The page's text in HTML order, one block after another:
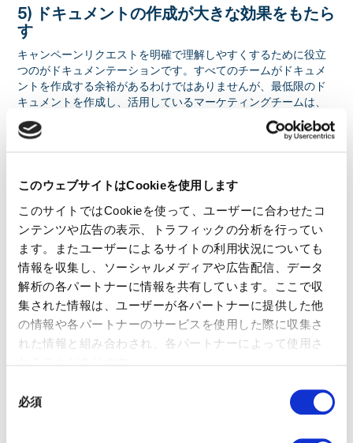
このウェブサイトはCookieを使用します
このサイトではCookieを使って、ユーザーに合わせたコ
ンテンツや広告の表示、トラフィックの分析を行ってい
ます。またユーザーによるサイトの利用状況についても
情報を収集し、ソーシャルメディアや広告配信、データ
解析の各パートナーに情報を共有しています。ここで収
集された情報は、ユーザーが各パートナーに提供した他
の情報や各パートナーのサービスを使用した際に収集さ
れた情報と組み合わされ、各パートナーによって使用さ
必須
5) ドキュメントの作成が大きな効果をもたら
す
キャンペーンリクエストを明確で理解しやすくするために役立
つのがドキュメンテーションです。すべてのチームがドキュメ
ントを作成する余裕があるわけではありませんが、最低限のド
キュメントを作成し、活用しているマーケティングチームは、
そうでないチームに比べてMOPsのリクエストを理解するのが
はるかに簡単です。最小限からでも良いので、リクエストを上
げる側がよくつまづく箇所を特定し、そのガイドとなるドキュ
し、SLAプロセスを合理化しながら規模を拡大し続けることが
できるでしょう。
標準的なプログラム作成のSLA（時間）
ここまで、SLAを作成するうえでのポイントを紹介してきまし
たが、はじめてSLAを作成する方や、SLAを作成したものの、
適切かどうかいまいち判断がつかない、という方も多くいらっ
しゃるのではないでしょうか。ここで、一般的なプログラムの
作成時間を紹介します。
プログラムの複雑さによって作業時間は異なってきますが、シ
内容:メールプログラムの作成、メールアセットを1つ作成、
QA、承認と修正、スマートキャンペーンの有効化と削除